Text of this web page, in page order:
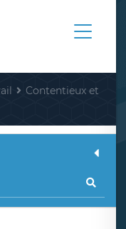
Contentieux et